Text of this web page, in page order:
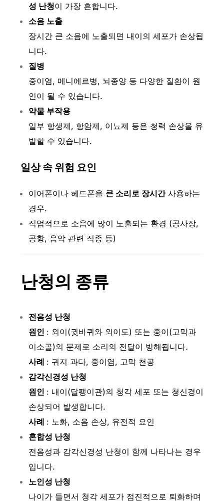
성 난청이 가장 흔합니다.
소음 노출
장시간 큰 소음에 노출되면 내이의 세포가 손상됩
니다.
질병
중이염, 메니에르병, 뇌종양 등 다양한 질환이 원
인이 될 수 있습니다.
약물 부작용
일부 항생제, 항암제, 이뇨제 등은 청력 손상을 유
발할 수 있습니다.
일상 속 위험 요인
이어폰이나 헤드폰을 큰 소리로 장시간사용하는
경우.
직업적으로 소음에 많이 노출되는 환경 (공사장,
공항, 음악 관련 직종 등)
난청의 종류
전음성 난청
원인 : 외이(귓바퀴와 외이도) 또는 중이(고막과
이소골)의 문제로 소리의 전달이 방해됩니다.
사례 : 귀지 과다, 중이염, 고막 천공
감각신경성 난청
원인 : 내이(달팽이관)의 청각 세포 또는 청신경이
손상되어 발생합니다.
사례 : 노화, 소음 손상, 유전적 요인
혼합성 난청
전음성과 감각신경성 난청이 함께 나타나는 경우
입니다.
노인성 난청
나이가 들면서 청각 세포가 점진적으로 퇴화하며